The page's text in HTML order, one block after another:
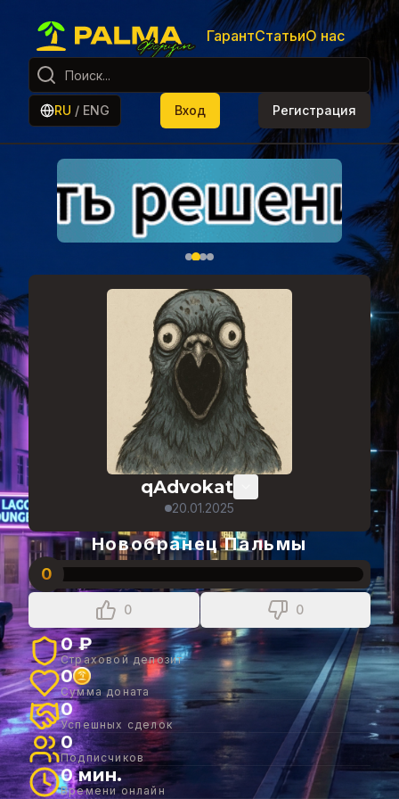
ГарантСтатьиО нас
RU / ENG Вход Регистрация
qAdvokat
20.01.2025
Новобранец Пальмы
0
0 0
0 ₽
Страховой депозит
0
Сумма доната
0
Успешных сделок
0
Подписчиков
0 мин.
Времени онлайн